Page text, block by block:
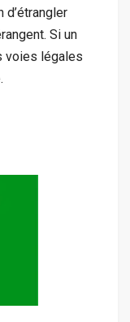
Si un
voies légales